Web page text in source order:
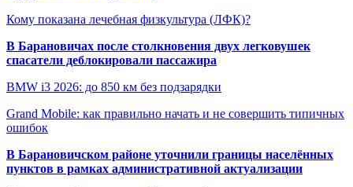
Кому показана лечебная физкультура (ЛФК)?
В Барановичах после столкновения двух легковушек
спасатели деблокировали пассажира
BMW i3 2026: до 850 км без подзарядки
Grand Mobile: как правильно начать и не совершить типичных
ошибок
В Барановичском районе уточнили границы населённых
пунктов в рамках административной актуализации